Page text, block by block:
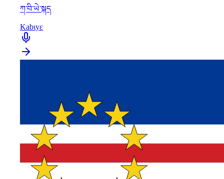
ཀ་བི་ཡེ་སྐད
Kabɩyɛ